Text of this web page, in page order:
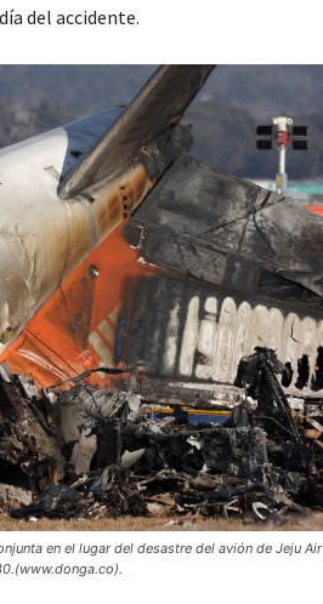
del accidente.
en el lugar del desastre del avión de Jeju